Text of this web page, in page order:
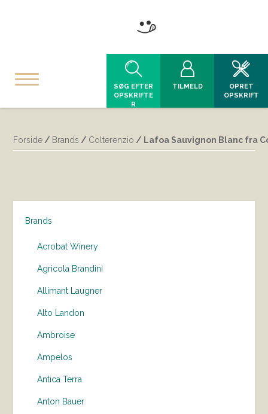
SØG EFTER
OPSKRIFTE
R
TILMELD
OPRET
OPSKRIFT
Forside / Brands / Colterenzio / Lafoa Sauvignon Blanc fra
Brands
Acrobat Winery
Agricola Brandini
Allimant Laugner
Alto Landon
Ambroise
Ampelos
Antica Terra
Anton Bauer